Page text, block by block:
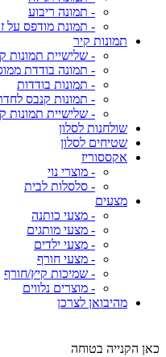
- תמונה ריבוע
- תמונת מודפס על
תמונות קיר
- שלישיית תמונות
- תמונה בודדת
- תמונות בודדות
- תמונות קנבס
- שלישיית תמונות
שולחנות לסלון
שטיחים לסלון
אקססוריז
- מוצרי נוי
- סלסלות לבית
מצעים
- מצעי כותנה
- מצעי מותגים
- מצעי ילדים
- מצעי חורף
- שמיכות קיץ/חורף
- מוצרים נלווים
מהיבואן לצרכן
כאן הקנייה בטוחה